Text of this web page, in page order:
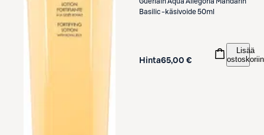
Basilic -käsivoide 50ml
Hinta65,00 €
Lisää
ostoskoriin